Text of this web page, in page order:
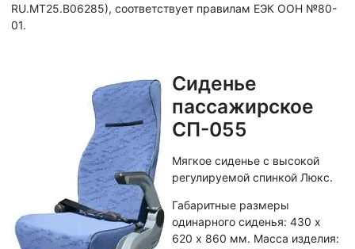
RU.МТ25.В06285), соответствует правилам ЕЭК ООН №80-
01.
Сиденье
пассажирское
СП-055
Мягкое сиденье с высокой
регулируемой спинкой Люкс.
Габаритные размеры
одинарного сиденья: 430 х
620 х 860 мм. Масса изделия: